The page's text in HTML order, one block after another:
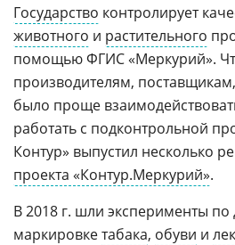
Государство контролирует
животного и растительного
помощью ФГИС «Меркурий».
производителям,
было проще
работать с подконтрольной
Контур» выпустил несколько
проекта «Контур.Меркурий».
В 2018 г. шли эксперименты
маркировкетабака, обуви и